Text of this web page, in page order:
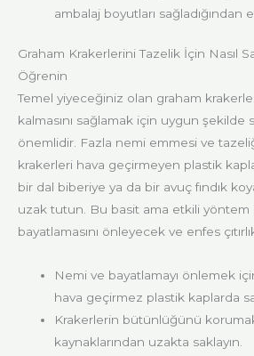
ambalaj boyutları sağladığından
Graham Krakerlerini Tazelik İçin Nasıl
Öğrenin
Temel yiyeceğiniz olan graham
kalmasını sağlamak için uygun şekilde
önemlidir. Fazla nemi emmesi ve
krakerleri hava geçirmeyen plastik
bir dal biberiye ya da bir avuç fındık
uzak tutun. Bu basit ama etkili yöntem
bayatlamasını önleyecek ve enfes
Nemi ve bayatlamayı önlemek
hava geçirmez plastik kaplarda
Krakerlerin bütünlüğünü korumak
kaynaklarından uzakta saklayın.